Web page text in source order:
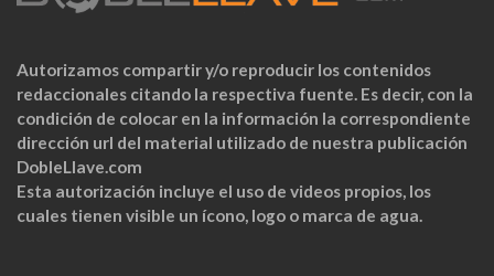
Autorizamos compartir y/o reproducir los contenidos
redaccionales citando la respectiva fuente. Es decir, con la
condición de colocar en la información la correspondiente
dirección url del material utilizado de nuestra publicación
DobleLlave.com
Esta autorización incluye el uso de videos propios, los
cuales tienen visible un ícono, logo o marca de agua.